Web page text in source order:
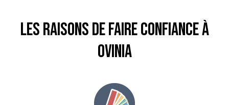
Les raisons de faire confiance à
Ovinia